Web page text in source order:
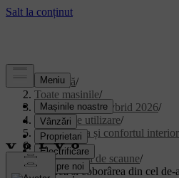
Asistență/
Toate mașinile/
XC90 Plug-in Hybrid 2026/
Manual de utilizare/
Climatizarea și confortul interior
Scaunele/
Rândul trei de scaune/
Intrarea și coborârea din cel